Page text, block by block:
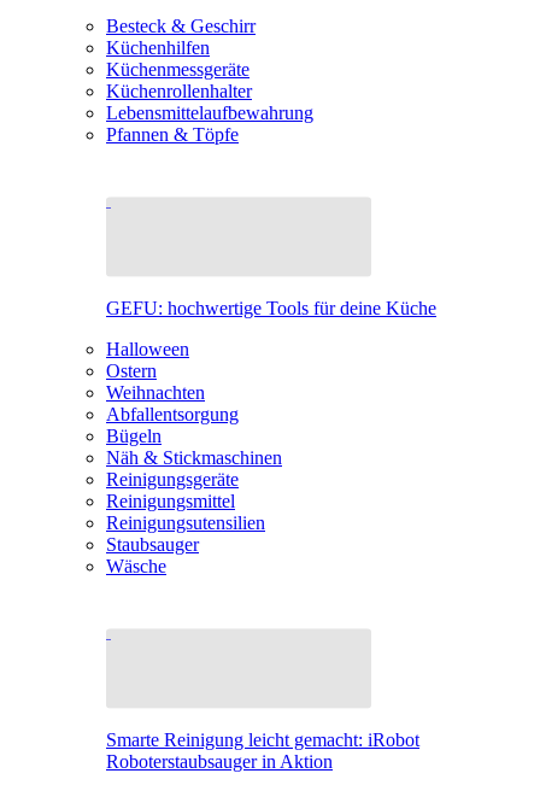
Besteck & Geschirr
Küchenhilfen
Küchenmessgeräte
Küchenrollenhalter
Lebensmittelaufbewahrung
Pfannen & Töpfe
GEFU: hochwertige Tools für deine Küche
Halloween
Ostern
Weihnachten
Abfallentsorgung
Bügeln
Näh & Stickmaschinen
Reinigungsgeräte
Reinigungsmittel
Reinigungsutensilien
Staubsauger
Wäsche
Smarte Reinigung leicht gemacht: iRobot
Roboterstaubsauger in Aktion